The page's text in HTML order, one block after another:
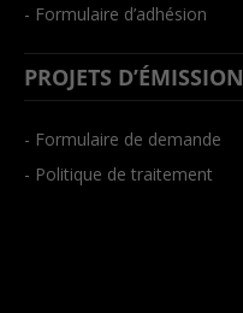
- Formulaire d’adhésion
PROJETS D’ÉMISSION
- Formulaire de demande
- Politique de traitement